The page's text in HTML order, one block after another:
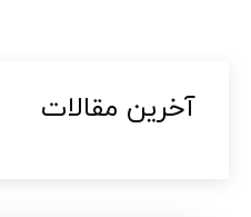
آخرین مقالات​